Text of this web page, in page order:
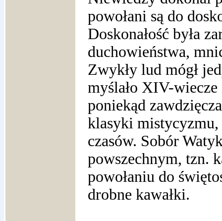
powołani są do
Doskonałość była
duchowieństwa,
Zwykły lud mógł
myślało XIV-
poniekąd
klasyki mistycyzmu,
czasów. Sobór
powszechnym, tzn.
powołaniu do
drobne kawałki.